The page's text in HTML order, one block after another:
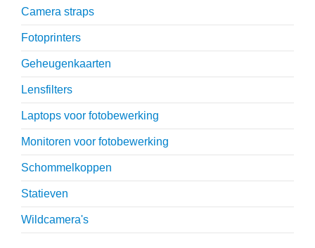
Camera straps
Fotoprinters
Geheugenkaarten
Lensfilters
Laptops voor fotobewerking
Monitoren voor fotobewerking
Schommelkoppen
Statieven
Wildcamera's